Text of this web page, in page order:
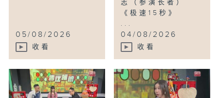
05/08/2026
收看
志（参演长者）
《极速15秒》
...
04/08/2026
收看